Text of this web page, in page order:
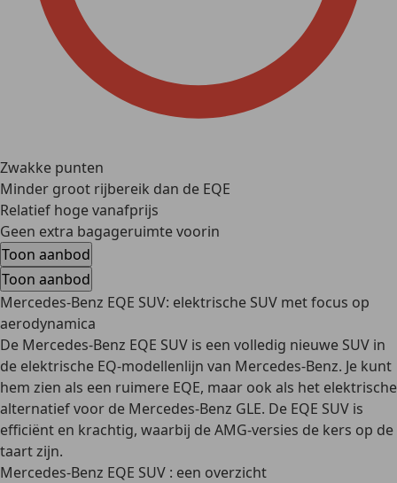
Zwakke punten
Minder groot rijbereik dan de EQE
Relatief hoge vanafprijs
Geen extra bagageruimte voorin
Toon aanbod
Toon aanbod
Mercedes-Benz EQE SUV: elektrische SUV met focus op
aerodynamica
De Mercedes-Benz EQE SUV is een volledig nieuwe SUV in
de elektrische EQ-modellenlijn van Mercedes-Benz. Je kunt
hem zien als een ruimere EQE, maar ook als het elektrische
alternatief voor de Mercedes-Benz GLE. De EQE SUV is
efficiënt en krachtig, waarbij de AMG-versies de kers op de
taart zijn.
Mercedes-Benz EQE SUV : een overzicht